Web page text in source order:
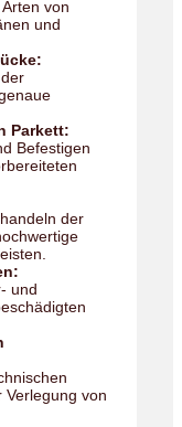
von
und
Parkett:
Befestigen
der
und
von